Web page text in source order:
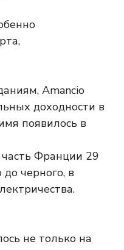
Amancio
доходности в
появилось в
Франции 29
черного, в
не только на